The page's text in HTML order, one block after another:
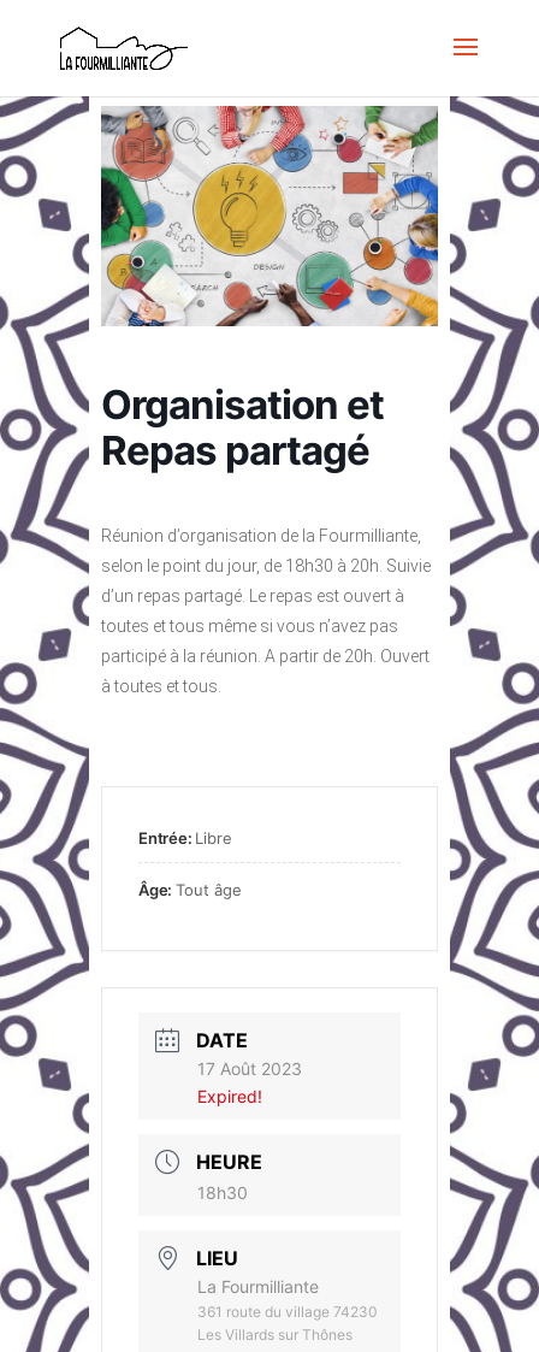
Organisation et
Repas partagé
Réunion d’organisation de la Fourmilliante,
selon le point du jour, de 18h30 à 20h. Suivie
d’un repas partagé. Le repas est ouvert à
toutes et tous même si vous n’avez pas
participé à la réunion. A partir de 20h. Ouvert
à toutes et tous.
Entrée: Libre
Âge: Tout âge
DATE
17 Août 2023
Expired!
HEURE
18h30
LIEU
La Fourmilliante
361 route du village 74230
Les Villards sur Thônes